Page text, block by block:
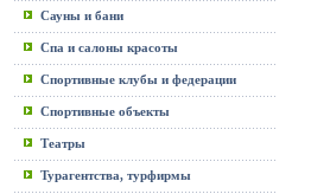
Сауны и бани
Спа и салоны красоты
Спортивные клубы и федерации
Спортивные объекты
Театры
Турагентства, турфирмы